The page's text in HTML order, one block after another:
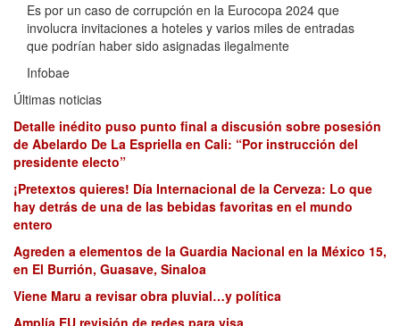
Es por un caso de corrupción en la Eurocopa 2024 que
involucra invitaciones a hoteles y varios miles de entradas
que podrían haber sido asignadas ilegalmente
Infobae
Últimas noticias
Detalle inédito puso punto final a discusión sobre posesión
de Abelardo De La Espriella en Cali: “Por instrucción del
presidente electo”
¡Pretextos quieres! Día Internacional de la Cerveza: Lo que
hay detrás de una de las bebidas favoritas en el mundo
entero
Agreden a elementos de la Guardia Nacional en la México 15,
en El Burrión, Guasave, Sinaloa
Viene Maru a revisar obra pluvial…y política